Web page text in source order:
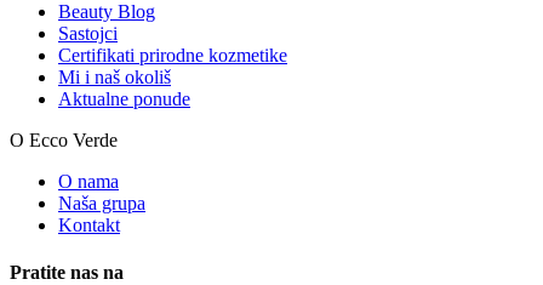
Beauty Blog
Sastojci
Certifikati prirodne kozmetike
Mi i naš okoliš
Aktualne ponude
O Ecco Verde
O nama
Naša grupa
Kontakt
Pratite nas na